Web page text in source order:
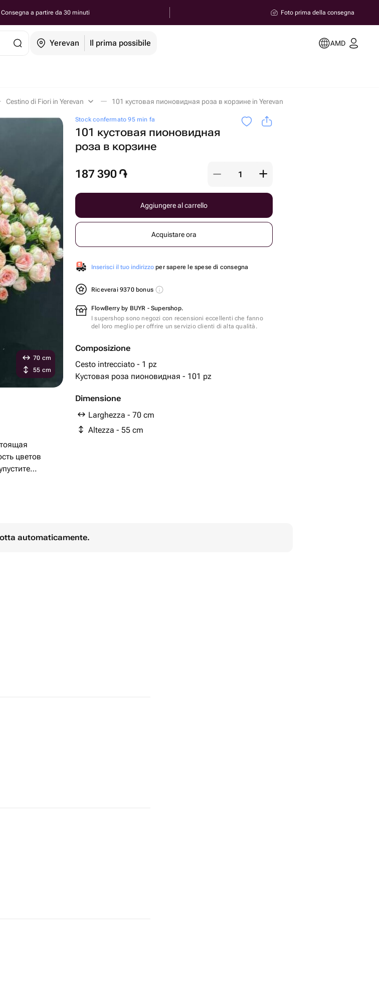
Consegna a partire da 30 minuti Foto prima della consegna
Yerevan Il prima possibile AMD
Cestino di Fiori in Yerevan 101 кустовая пионовидная роза в корзине in Yerevan
Stock confermato 95 min fa
101 кустовая пионовидная
роза в корзине
187 390 ֏
Aggiungere al carrello
Acquistare ora
Inserisci il tuo indirizzo per sapere le spese di consegna
Riceverai 9370 bonus
FlowBerry by BUYR - Supershop.
I supershop sono negozi con recensioni eccellenti che fanno
del loro meglio per offrire un servizio clienti di alta qualità.
Composizione
Cesto intrecciato - 1 pz
Кустовая роза пионовидная - 101 pz
Dimensione
Larghezza - 70 cm
Altezza - 55 cm
70 cm
55 cm
цветов
или
automaticamente.